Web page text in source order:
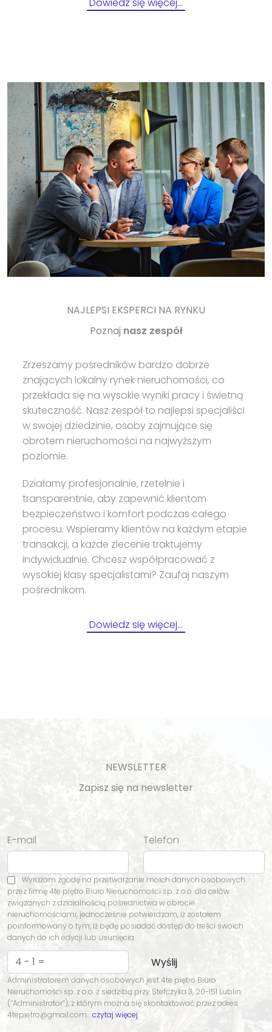
NAJLEPSI EKSPERCI NA RYNKU
Poznaj nasz zespół
Zrzeszamy pośredników bardzo dobrze
znających lokalny rynek nieruchomości, co
przekłada się na wysokie wyniki pracy i świetną
skuteczność. Nasz zespół to najlepsi specjaliści
w swojej dziedzinie, osoby zajmujące się
obrotem nieruchomości na najwyższym
poziomie.
Działamy profesjonalnie, rzetelnie i
transparentnie, aby zapewnić klientom
bezpieczeństwo i komfort podczas całego
procesu. Wspieramy klientów na każdym etapie
transakcji, a każde zlecenie traktujemy
indywidualnie. Chcesz współpracować z
wysokiej klasy specjalistami? Zaufaj naszym
pośrednikom.
Dowiedz się więcej…
NEWSLETTER
Zapisz się na newsletter
E-mail Telefon
Wyrażam zgodę na przetwarzanie moich danych osobowych
przez firmę 4te piętro Biuro Nieruchomości sp. z o.o. dla celów
związanych z działalnością pośrednictwa w obrocie
nieruchomościami, jednocześnie potwierdzam, iż zostałem
poinformowany o tym, iż będę posiadać dostęp do treści swoich
danych do ich edycji lub usunięcia.
Administratorem danych osobowych jest 4te piętro Biuro
Nieruchomości sp. z o.o. z siedzibą przy Stefczyka 3, 20-151 Lublin
(“Administrator”), z którym można się skontaktować przez adres
4tepietro@gmail.com…czytaj więcej